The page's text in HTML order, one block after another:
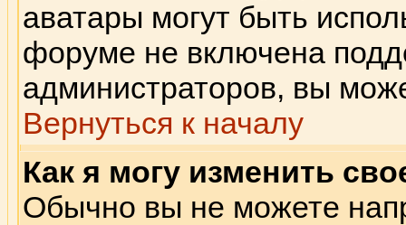
аватары могут быть
форуме не включена
администраторов, вы
Вернуться к началу
Как я могу изменить
Обычно вы не можете